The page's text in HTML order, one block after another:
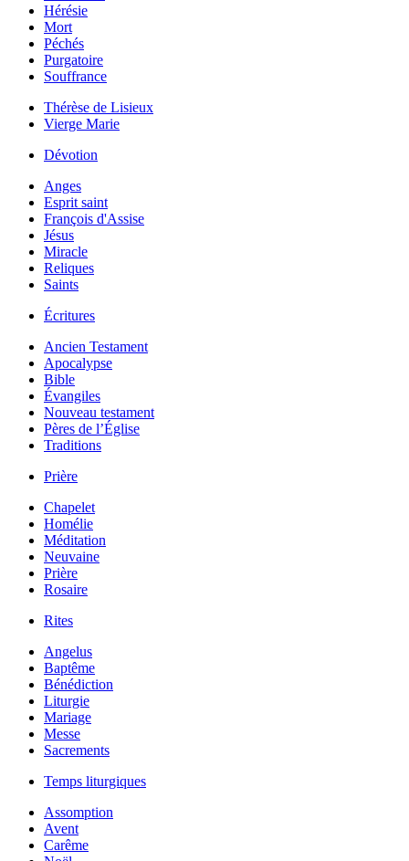
Hérésie
Mort
Péchés
Purgatoire
Souffrance
Thérèse de Lisieux
Vierge Marie
Dévotion
Anges
Esprit saint
François d'Assise
Jésus
Miracle
Reliques
Saints
Écritures
Ancien Testament
Apocalypse
Bible
Évangiles
Nouveau testament
Pères de l’Église
Traditions
Prière
Chapelet
Homélie
Méditation
Neuvaine
Prière
Rosaire
Rites
Angelus
Baptême
Bénédiction
Liturgie
Mariage
Messe
Sacrements
Temps liturgiques
Assomption
Avent
Carême